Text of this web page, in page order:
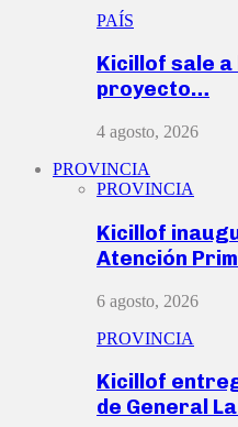
PAÍS
Kicillof sale
proyecto…
4 agosto, 2026
PROVINCIA
PROVINCIA
Kicillof
Atención
6 agosto, 2026
PROVINCIA
Kicillof
de General